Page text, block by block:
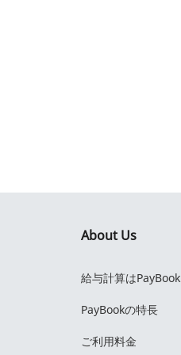
About Us
給与計算はPayBook
PayBookの特長
ご利用料金